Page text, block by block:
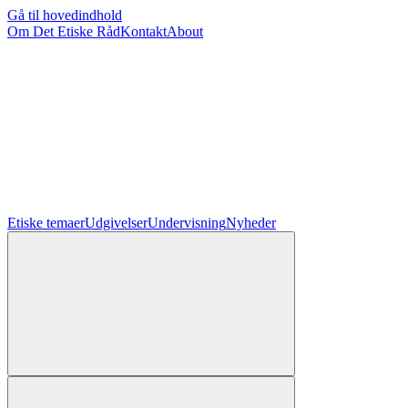
Gå til hovedindhold
Om Det Etiske RådKontaktAbout
Etiske temaerUdgivelserUndervisningNyheder